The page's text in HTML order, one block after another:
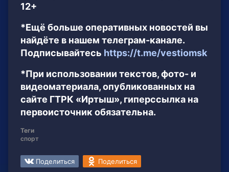
12+
*Ещё больше оперативных новостей вы
найдёте в нашем телеграм-канале.
Подписывайтесь https://t.me/vestiomsk
*При использовании текстов, фото- и
видеоматериала, опубликованных на
сайте ГТРК «Иртыш», гиперссылка на
первоисточник обязательна.
Теги
спорт
Поделиться Поделиться